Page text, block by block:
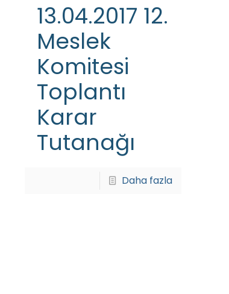
13.04.2017 12.
Meslek
Komitesi
Toplantı
Karar
Tutanağı
Daha fazla